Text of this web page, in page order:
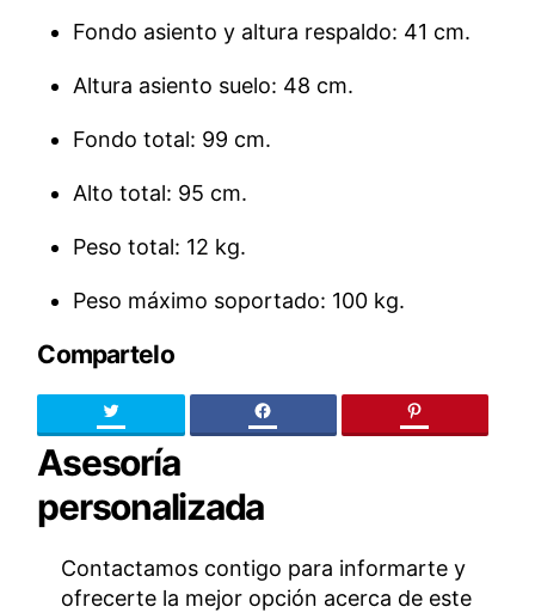
Fondo asiento y altura respaldo: 41 cm.
Altura asiento suelo: 48 cm.
Fondo total: 99 cm.
Alto total: 95 cm.
Peso total: 12 kg.
Peso máximo soportado: 100 kg.
Compartelo
Twitter facebook pinteres
Asesoría
personalizada
Contactamos contigo para informarte y
ofrecerte la mejor opción acerca de este